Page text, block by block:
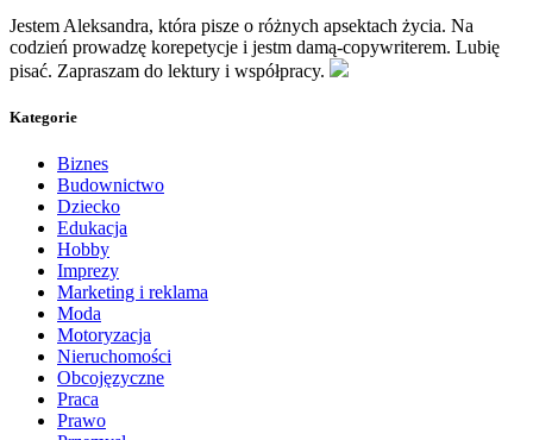
Jestem Aleksandra, która pisze o różnych apsektach życia. Na
codzień prowadzę korepetycje i jestm damą-copywriterem. Lubię
pisać. Zapraszam do lektury i współpracy.
Kategorie
Biznes
Budownictwo
Dziecko
Edukacja
Hobby
Imprezy
Marketing i reklama
Moda
Motoryzacja
Nieruchomości
Obcojęzyczne
Praca
Prawo